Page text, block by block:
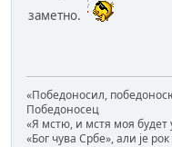
заметно.
«Победоносил,
Победоносец
«Я мстю, и мстя моя будет
«Бог чува Србе», али је